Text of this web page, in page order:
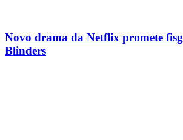
Novo drama da Netflix promete
Blinders